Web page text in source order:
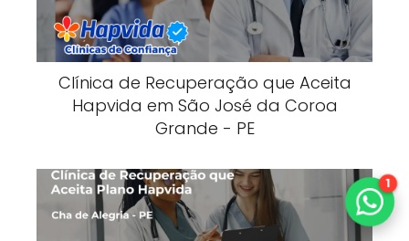
Clínica de Recuperação que Aceita
Hapvida em São José da Coroa
Grande - PE
1